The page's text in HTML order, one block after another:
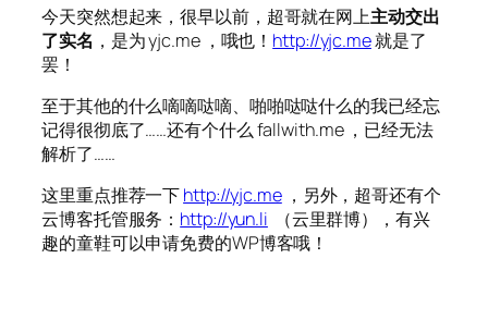
今天突然想起来，很早以前，超哥就在网上主动交出
了实名 ，是为 yjc.me ，哦也！ http://yjc.me就是了
罢！
至于其他的什么嘀嘀哒嘀、啪啪哒哒什么的我已经忘
记得很彻底了……还有个什么 fallwith.me ，已经无法
解析了……
这里重点推荐一下http://yjc.me，另外，超哥还有个
云博客托管服务： http://yun.li （云里群博），有兴
趣的童鞋可以申请免费的WP博客哦！